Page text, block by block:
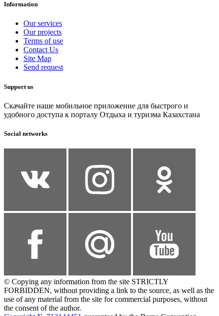
Information
Our services
Our projects
Terms of use
Contact Us
Site Map
Send request
Support us
Скачайте наше мобильное приложение для быстрого и
удобного доступа к порталу Отдыха и туризма Казахстана
Social networks
© Copying any information from the site STRICTLY
FORBIDDEN, without providing a link to the source, as well as the
use of any material from the site for commercial purposes, without
the consent of the author.